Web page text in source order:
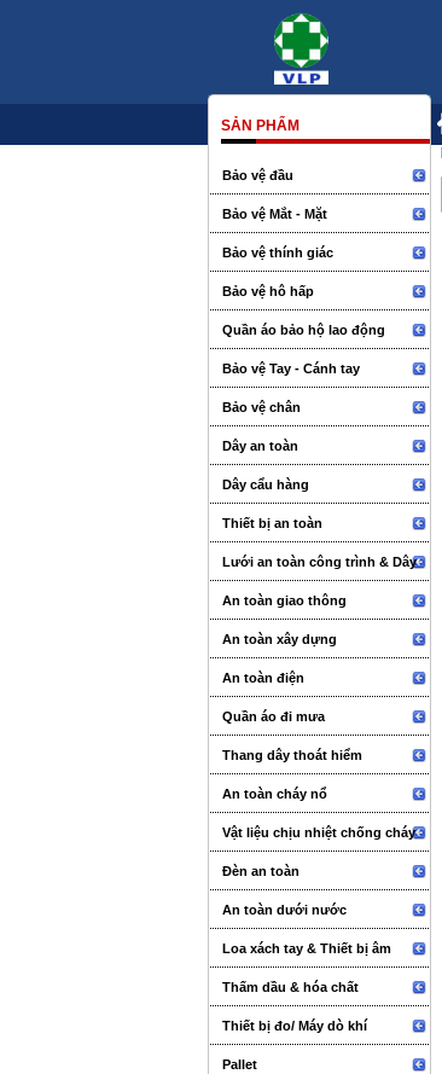
SẢN PHẨM
Bảo vệ đầu
Bảo vệ Mắt - Mặt
Bảo vệ thính giác
Bảo vệ hô hấp
Quần áo bảo hộ lao động
Bảo vệ Tay - Cánh tay
Bảo vệ chân
Dây an toàn
Dây cẩu hàng
Thiết bị an toàn
Lưới an toàn công trình & Dây
An toàn giao thông
An toàn xây dựng
An toàn điện
Quần áo đi mưa
Thang dây thoát hiểm
An toàn cháy nổ
Vật liệu chịu nhiệt chống cháy
Đèn an toàn
An toàn dưới nước
Loa xách tay & Thiết bị âm
thanh sự kiện
Thấm dầu & hóa chất
Thiết bị đo/ Máy dò khí
Pallet